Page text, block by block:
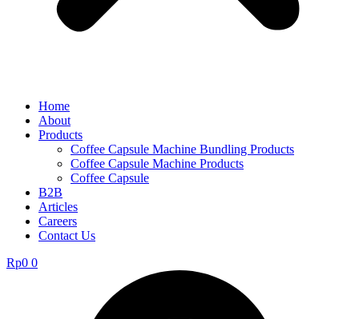
Home
About
Products
Coffee Capsule Machine Bundling Products
Coffee Capsule Machine Products
Coffee Capsule
B2B
Articles
Careers
Contact Us
Rp0 0